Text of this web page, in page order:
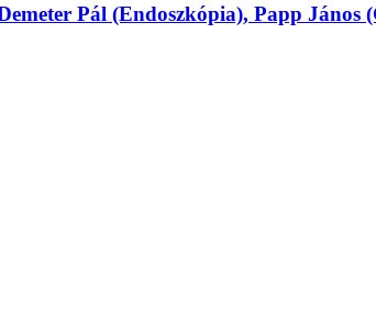
Pál (Endoszkópia), Papp János